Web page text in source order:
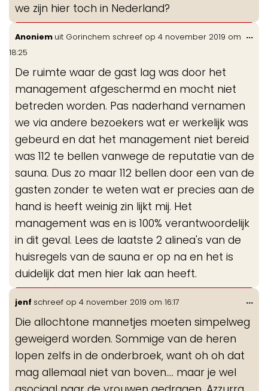
we zijn hier toch in Nederland?
Anoniem uit Gorinchem schreef op 4 november 2019 om
18:25
De ruimte waar de gast lag was door het
management afgeschermd en mocht niet
betreden worden. Pas naderhand vernamen
we via andere bezoekers wat er werkelijk was
gebeurd en dat het management niet bereid
was 112 te bellen vanwege de reputatie van de
sauna. Dus zo maar 112 bellen door een van de
gasten zonder te weten wat er precies aan de
hand is heeft weinig zin lijkt mij. Het
management was en is 100% verantwoordelijk
in dit geval. Lees de laatste 2 alinea's van de
huisregels van de sauna er op na en het is
duidelijk dat men hier lak aan heeft.
...
jenf schreef op 4 november 2019 om 16:17
Die allochtone mannetjes moeten simpelweg
geweigerd worden. Sommige van de heren
lopen zelfs in de onderbroek, want oh oh dat
mag allemaal niet van boven.... maar je wel
...